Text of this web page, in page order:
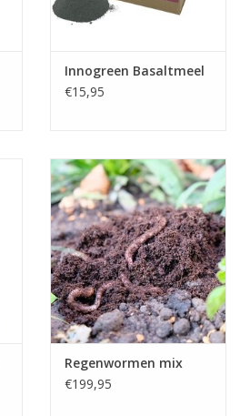
Innogreen Basaltmeel
€15,95
Regenwormen mix
€199,95